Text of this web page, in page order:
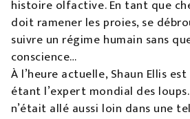
histoire olfactive. En tant que
doit ramener les proies, se
suivre un régime humain sans
conscience…
À l’heure actuelle, Shaun Ellis
étant l’expert mondial des
n’était allé aussi loin dans une